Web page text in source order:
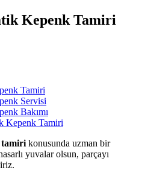
Kepenk Tamiri
Tamiri
Servisi
Bakımı
Kepenk Tamiri
tamiri konusunda uzman bir
yuvalar olsun, parçayı